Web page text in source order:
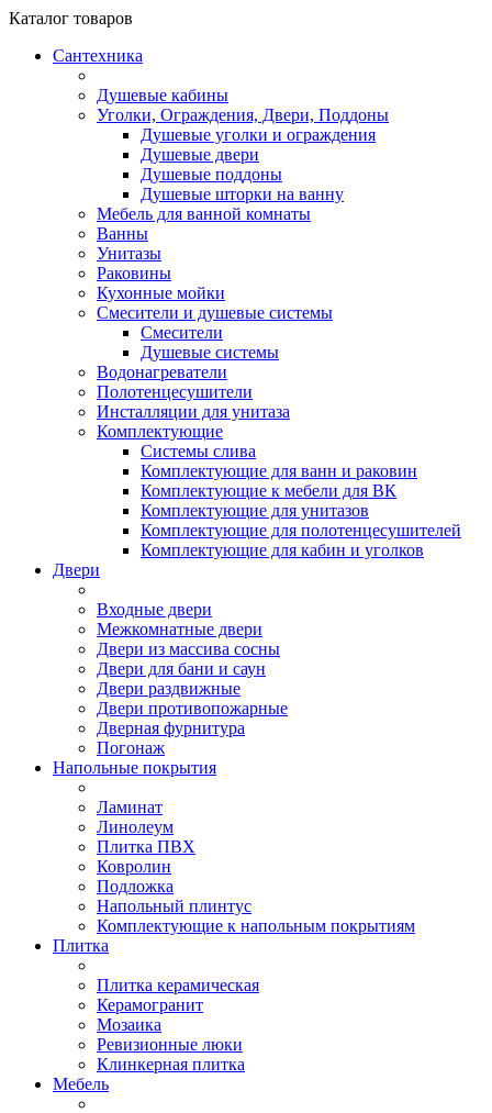
Каталог товаров
Сантехника
Душевые кабины
Уголки, Ограждения, Двери, Поддоны
Душевые уголки и ограждения
Душевые двери
Душевые поддоны
Душевые шторки на ванну
Мебель для ванной комнаты
Ванны
Унитазы
Раковины
Кухонные мойки
Смесители и душевые системы
Смесители
Душевые системы
Водонагреватели
Полотенцесушители
Инсталляции для унитаза
Комплектующие
Системы слива
Комплектующие для ванн и раковин
Комплектующие к мебели для ВК
Комплектующие для унитазов
Комплектующие для полотенцесушителей
Комплектующие для кабин и уголков
Двери
Входные двери
Межкомнатные двери
Двери из массива сосны
Двери для бани и саун
Двери раздвижные
Двери противопожарные
Дверная фурнитура
Погонаж
Напольные покрытия
Ламинат
Линолеум
Плитка ПВХ
Ковролин
Подложка
Напольный плинтус
Комплектующие к напольным покрытиям
Плитка
Плитка керамическая
Керамогранит
Мозаика
Ревизионные люки
Клинкерная плитка
Мебель